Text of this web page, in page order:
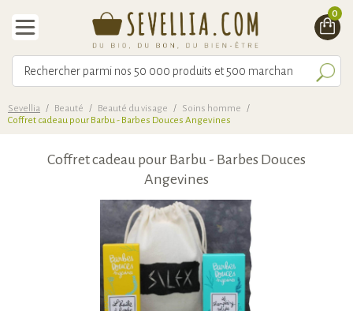
0
Sevellia / Beauté / Beauté du visage / Soins homme
/
Coffret cadeau pour Barbu - Barbes Douces Angevines
Coffret cadeau pour Barbu - Barbes Douces
Angevines